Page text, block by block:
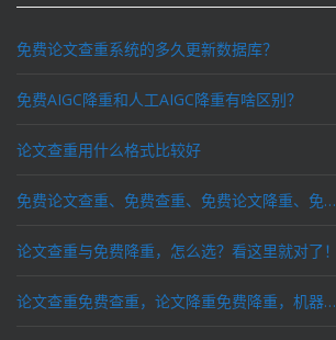
免费论文查重系统的多久更新数据库？
免费AIGC降重和人工AIGC降重有啥区别？
论文查重用什么格式比较好
免费论文查重、免费查重、免费论文降重、免费降重、智能降重、一键降重、降低AIGC写作率、AI写论文，这些名词你了解吗？
论文查重与免费降重，怎么选？看这里就对了！
论文查重免费查重，论文降重免费降重，机器降重，人工降重，降低AIGC写作率，ai写论文，都要选论文狗和paperdog以及文思慧达！